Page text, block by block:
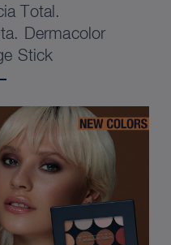
Total.
Dermacolor
Stick